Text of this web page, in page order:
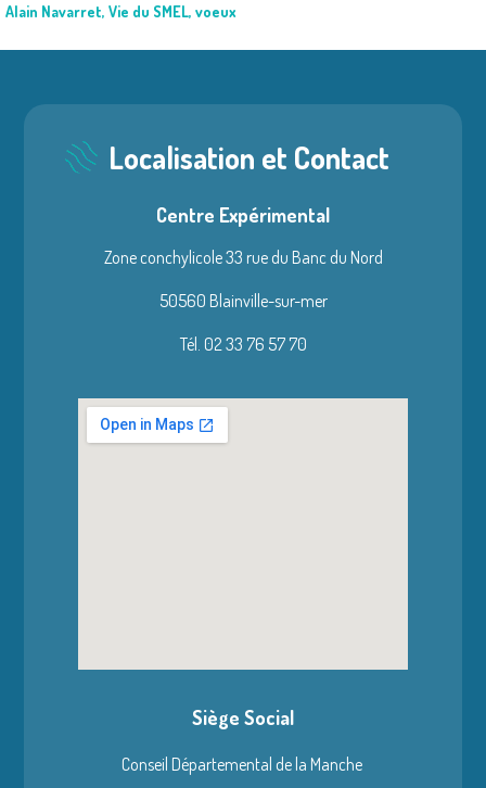
Alain Navarret, Vie du SMEL, voeux
Localisation et Contact
Centre Expérimental
Zone conchylicole 33 rue du Banc du Nord
50560 Blainville-sur-mer
Tél. 02 33 76 57 70
Siège Social
Conseil Départemental de la Manche